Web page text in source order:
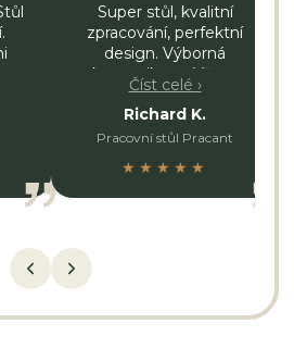
Super stůl, kvalitní
zpracování, perfektní
design. Výborná
komunikace. Všem
můžu jen doporučit.
Číst celé ›
Richard K.
Pracovní stůl Pracant
★★★★★